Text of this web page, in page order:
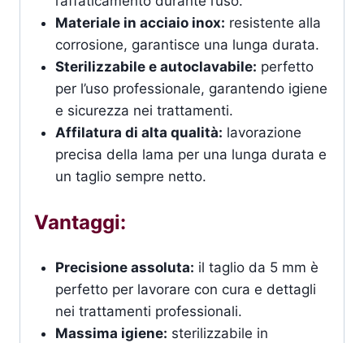
Materiale in acciaio inox: resistente alla
corrosione, garantisce una lunga durata.
Sterilizzabile e autoclavabile: perfetto
per l’uso professionale, garantendo igiene
e sicurezza nei trattamenti.
Affilatura di alta qualità: lavorazione
precisa della lama per una lunga durata e
un taglio sempre netto.
Vantaggi:
Precisione assoluta: il taglio da 5 mm è
perfetto per lavorare con cura e dettagli
nei trattamenti professionali.
Massima igiene: sterilizzabile in